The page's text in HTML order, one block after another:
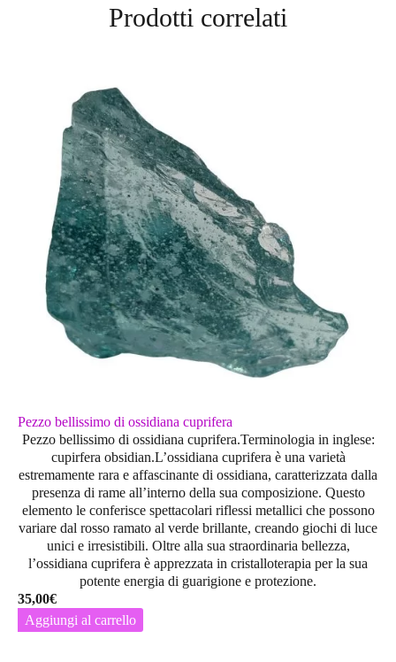
Prodotti correlati
Pezzo bellissimo di ossidiana cuprifera
Pezzo bellissimo di ossidiana cuprifera.Terminologia in inglese:
cupirfera obsidian.L’ossidiana cuprifera è una varietà
estremamente rara e affascinante di ossidiana, caratterizzata dalla
presenza di rameall’interno della sua composizione. Questo
elemento le conferisce spettacolari riflessi metallici che possono
variare dal rosso ramato al verde brillante, creando giochi di luce
unici e irresistibili. Oltre alla sua straordinaria bellezza,
l’ossidiana cuprifera è apprezzata in cristalloterapia per la sua
potente energia di guarigione e protezione.
35,00€
Aggiungi al carrello